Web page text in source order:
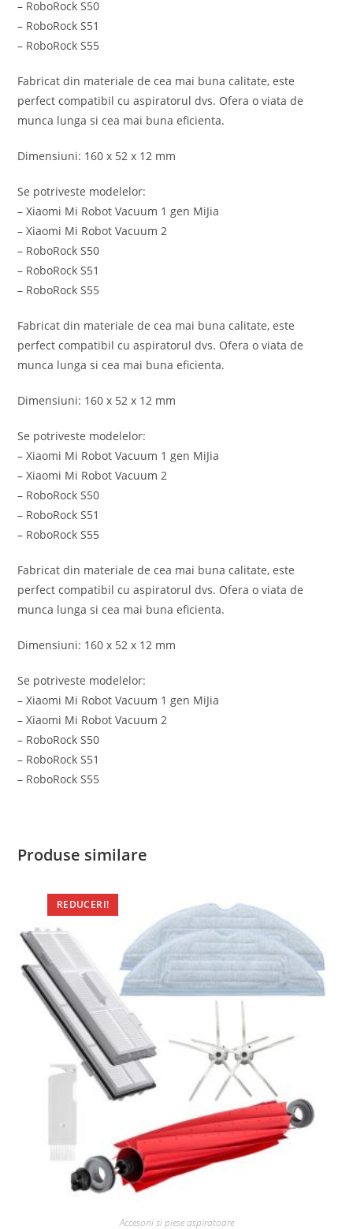
– RoboRock S50
– RoboRock S51
– RoboRock S55
Fabricat din materiale de cea mai buna calitate, este
perfect compatibil cu aspiratorul dvs. Ofera o viata de
munca lunga si cea mai buna eficienta.
Dimensiuni: 160 x 52 x 12 mm
Se potriveste modelelor:
– Xiaomi Mi Robot Vacuum 1 gen MiJia
– Xiaomi Mi Robot Vacuum 2
– RoboRock S50
– RoboRock S51
– RoboRock S55
Fabricat din materiale de cea mai buna calitate, este
perfect compatibil cu aspiratorul dvs. Ofera o viata de
munca lunga si cea mai buna eficienta.
Dimensiuni: 160 x 52 x 12 mm
Se potriveste modelelor:
– Xiaomi Mi Robot Vacuum 1 gen MiJia
– Xiaomi Mi Robot Vacuum 2
– RoboRock S50
– RoboRock S51
– RoboRock S55
Fabricat din materiale de cea mai buna calitate, este
perfect compatibil cu aspiratorul dvs. Ofera o viata de
munca lunga si cea mai buna eficienta.
Dimensiuni: 160 x 52 x 12 mm
Se potriveste modelelor:
– Xiaomi Mi Robot Vacuum 1 gen MiJia
– Xiaomi Mi Robot Vacuum 2
– RoboRock S50
– RoboRock S51
– RoboRock S55
Produse similare
REDUCERI!
Accesorii si piese aspiratoare